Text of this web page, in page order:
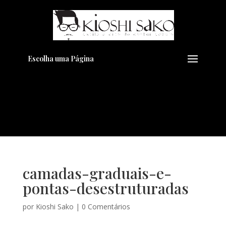
Escolha uma Página
camadas-graduais-e-
pontas-desestruturadas
por Kioshi Sako | 0 Comentários
Pensando em transformar seu
Visual??